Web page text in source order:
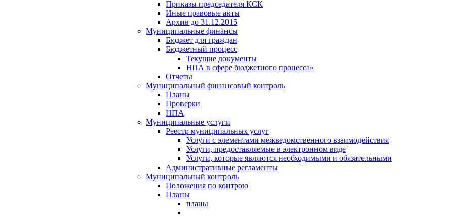
Приказы председателя КСК
Иные правовые акты
Архив до 31.12.2015
Муниципальные финансы
Бюджет для граждан
Бюджетный процесс
Текущие документы
НПА в сфере бюджетного процесса»
Отчеты
Муниципальный финансовый контроль
Планы
Проверки
НПА
Муниципальные услуги
Реестр муниципальных услуг
Услуги с элементами межведомственного взаимодействия
Услуги, предоставляемые в электронном виде
Услуги, которые являются необходимыми и обязательными
Административные регламенты
Муниципальный контроль
Положения по контрою
Планы
планы